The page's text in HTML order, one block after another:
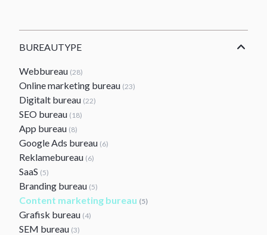
BUREAUTYPE
Webbureau (28)
Online marketing bureau (23)
Digitalt bureau (22)
SEO bureau (18)
App bureau (8)
Google Ads bureau (6)
Reklamebureau (6)
SaaS (5)
Branding bureau (5)
Content marketing bureau (5)
Grafisk bureau (4)
SEM bureau (3)